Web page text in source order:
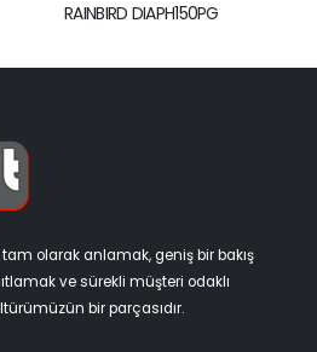
RAINBIRD DIAPH150PG
olarak anlamak, geniş bir bakış
ve sürekli müşteri odaklı
bir parçasıdır.